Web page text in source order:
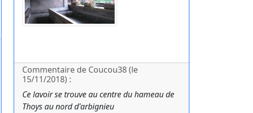
Commentaire de Coucou38 (le
15/11/2018) :
Ce lavoir se trouve au centre du hameau de
Thoys au nord d'arbignieu